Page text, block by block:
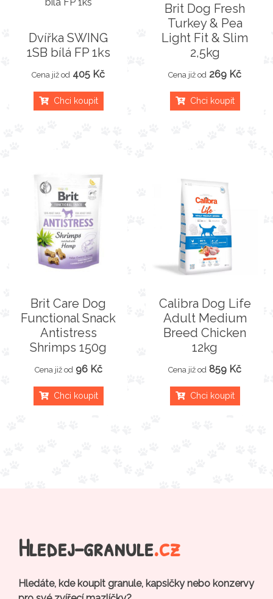
Dvířka SWING
1SB bílá FP 1ks
Cena již od 405 Kč
Chci koupit
Brit Dog Fresh
Turkey & Pea
Light Fit & Slim
2,5kg
Cena již od 269 Kč
Chci koupit
Brit Care Dog
Functional Snack
Antistress
Shrimps 150g
Cena již od 96 Kč
Chci koupit
Calibra Dog Life
Adult Medium
Breed Chicken
12kg
Cena již od 859 Kč
Chci koupit
Hledej-granule.cz
Hledáte, kde koupit granule, kapsičky nebo konzervy